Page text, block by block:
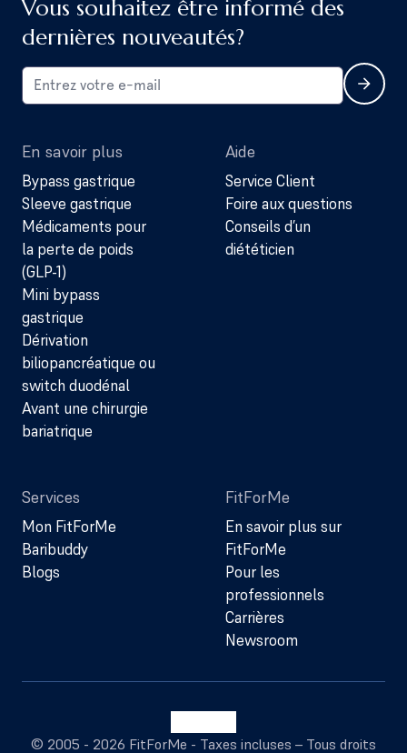
Vous souhaitez être informé des
dernières nouveautés?
En savoir plus
Bypass gastrique
Sleeve gastrique
Médicaments pour
la perte de poids
(GLP-1)
Mini bypass
gastrique
Dérivation
biliopancréatique ou
switch duodénal
Avant une chirurgie
bariatrique
Aide
Service Client
Foire aux questions
Conseils d’un
diététicien
Services
Mon FitForMe
Baribuddy
Blogs
FitForMe
En savoir plus sur
FitForMe
Pour les
professionnels
Carrières
Newsroom
© 2005 - 2026 FitForMe - Taxes incluses – Tous droits